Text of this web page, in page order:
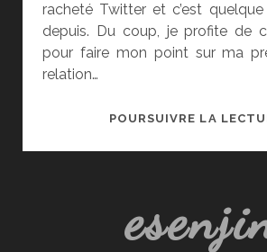
racheté Twitter et c’est
depuis. Du coup, je profite de
pour faire mon point sur ma
relation…
POURSUIVRE LA